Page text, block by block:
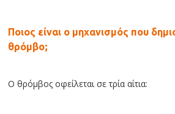
Ποιος είναι ο μηχανισμός που
θρόμβο;
Ο θρόμβος οφείλεται σε τρία αίτια: